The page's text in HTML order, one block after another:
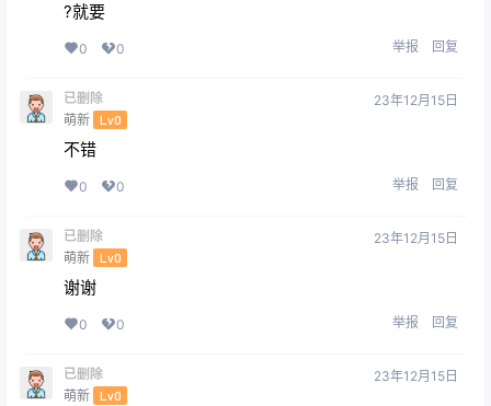
?就要
0 0 举报 回复
已删除
萌新 Lv0
23年12月15日
不错
0 0 举报 回复
已删除
萌新 Lv0
23年12月15日
谢谢
0 0 举报 回复
已删除
萌新 Lv0
23年12月15日